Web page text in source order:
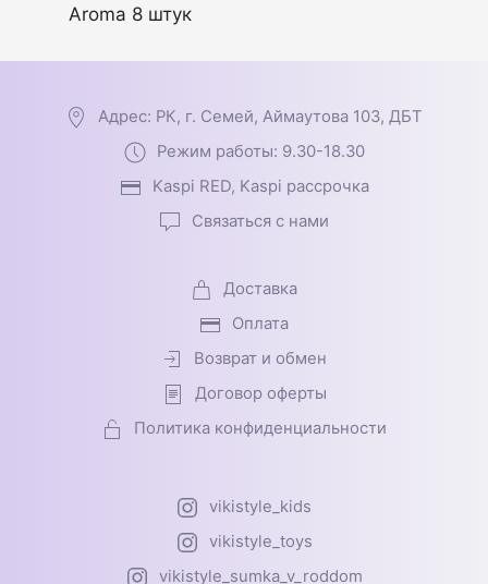
Aroma 8 штук
Адрес: РК, г. Семей, Аймаутова 103, ДБТ
Режим работы: 9.30-18.30
Kaspi RED, Kaspi рассрочка
Связаться с нами
Доставка
Оплата
Возврат и обмен
Договор оферты
Политика конфиденциальности
vikistyle_kids
vikistyle_toys
vikistyle_sumka_v_roddom